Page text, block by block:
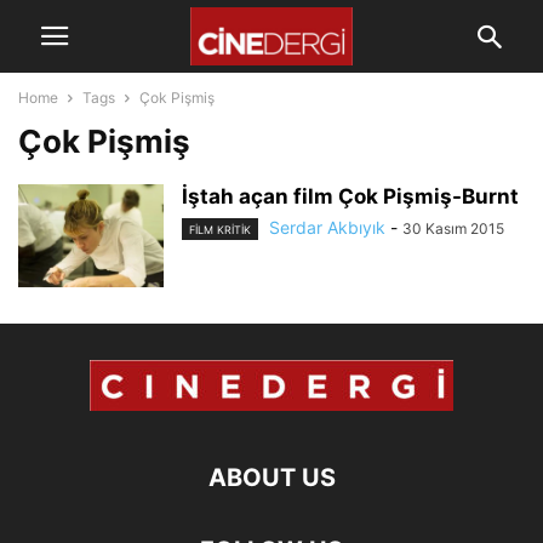
Home Tags Çok Pişmiş
Çok Pişmiş
İştah açan film Çok Pişmiş-Burnt
FILM KRITIK Serdar Akbıyık - 30 Kasım 2015
ABOUT US